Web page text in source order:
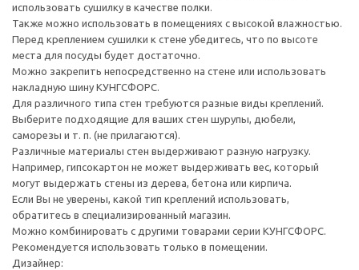
использовать сушилку в качестве полки.
Также можно использовать в помещениях с высокой влажностью.
Перед креплением сушилки к стене убедитесь, что по высоте
места для посуды будет достаточно.
Можно закрепить непосредственно на стене или использовать
накладную шину КУНГСФОРС.
Для различного типа стен требуются разные виды креплений.
Выберите подходящие для ваших стен шурупы, дюбели,
саморезы и т. п. (не прилагаются).
Различные материалы стен выдерживают разную нагрузку.
Например, гипсокартон не может выдерживать вес, который
могут выдержать стены из дерева, бетона или кирпича.
Если Вы не уверены, какой тип креплений использовать,
обратитесь в специализированный магазин.
Можно комбинировать с другими товарами серии КУНГСФОРС.
Рекомендуется использовать только в помещении.
Дизайнер: